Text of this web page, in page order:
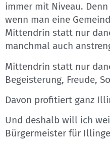
immer mit Niveau.
wenn man eine
Mittendrin statt nur
manchmal auch
Mittendrin statt nur
Begeisterung, Freude,
Davon profitiert ganz
Und deshalb will ich
Bürgermeister für